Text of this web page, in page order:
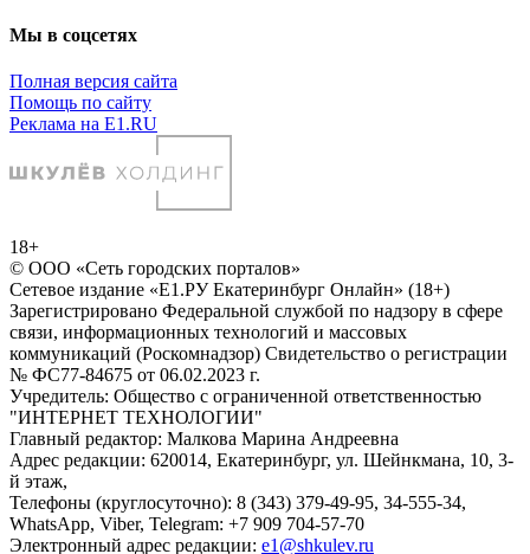
Мы в соцсетях
Полная версия сайта
Помощь по сайту
Реклама на E1.RU
18+
© ООО «Сеть городских порталов»
Сетевое издание «Е1.РУ Екатеринбург Онлайн» (18+)
Зарегистрировано Федеральной службой по надзору в сфере
связи, информационных технологий и массовых
коммуникаций (Роскомнадзор) Свидетельство о регистрации
№ ФС77-84675 от 06.02.2023 г.
Учредитель: Общество с ограниченной ответственностью
"ИНТЕРНЕТ ТЕХНОЛОГИИ"
Главный редактор: Малкова Марина Андреевна
Адрес редакции: 620014, Екатеринбург, ул. Шейнкмана, 10, 3-
й этаж,
Телефоны (круглосуточно): 8 (343) 379-49-95, 34-555-34,
WhatsApp, Viber, Telegram: +7 909 704-57-70
Электронный адрес редакции: e1@shkulev.ru